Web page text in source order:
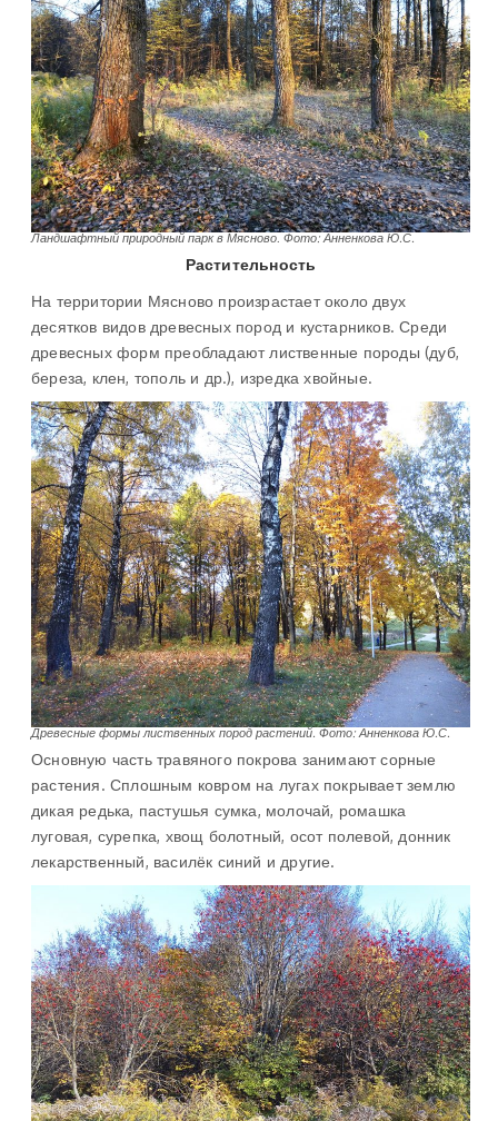
Ландшафтный природный парк в Мясново.Фото: Анненкова Ю.С.
Растительность
На территории Мясново произрастает около двух
десятков видов древесных пород и кустарников. Среди
древесных форм преобладают лиственные породы (дуб,
береза, клен, тополь и др.), изредка хвойные.
Древесные формы лиственных пород растений. Фото: Анненкова Ю.С.
Основную часть травяного покрова занимают сорные
растения. Сплошным ковром на лугах покрывает землю
дикая редька, пастушья сумка, молочай, ромашка
луговая, сурепка, хвощ болотный, осот полевой, донник
лекарственный, василёк синий и другие.